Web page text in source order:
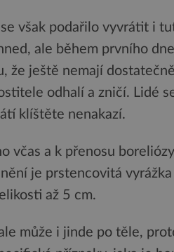
však podařilo vyvrátit i
ale během prvního
že ještě nemají
odhalí a zničí. Lidé
klíštěte nenakazí.
včas a k přenosu
je prstencovitá
až 5 cm.
může i jinde po těle,